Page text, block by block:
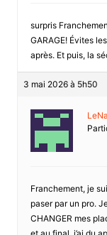
surpris
GARAGE! Évites
après. Et puis, la
3 mai 2026 à 5h50
Franchement, je
paser par un pro.
CHANGER mes